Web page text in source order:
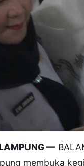
—
membuka